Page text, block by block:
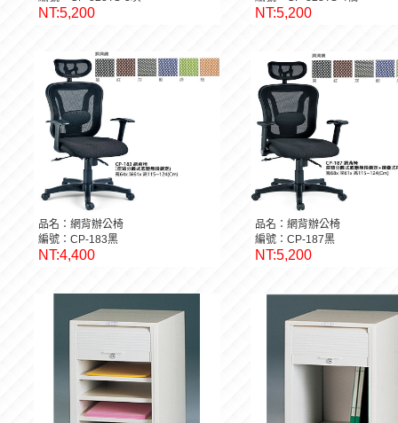
NT:5,200 NT:5,200
品名：網背辦公椅
編號：CP-183黑
NT:4,400
品名：網背辦公椅
編號：CP-187黑
NT:5,200